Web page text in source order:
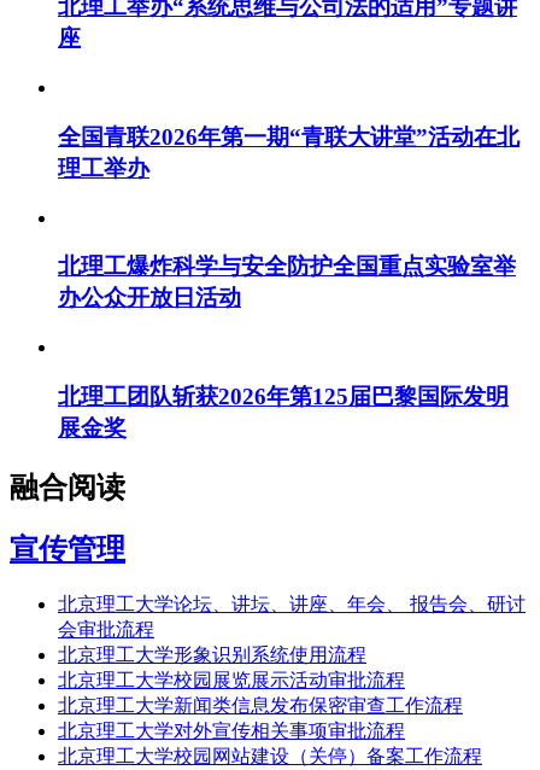
北理工举办“系统思维与公司法的适用”专题讲
座
全国青联2026年第一期“青联大讲堂”活动在北
理工举办
北理工爆炸科学与安全防护全国重点实验室举
办公众开放日活动
北理工团队斩获2026年第125届巴黎国际发明
展金奖
融合阅读
宣传管理
北京理工大学论坛、讲坛、讲座、年会、 报告会、研讨
会审批流程
北京理工大学形象识别系统使用流程
北京理工大学校园展览展示活动审批流程
北京理工大学新闻类信息发布保密审查工作流程
北京理工大学对外宣传相关事项审批流程
北京理工大学校园网站建设（关停）备案工作流程